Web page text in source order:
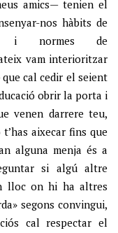
amics— tenien el
nos hàbits de
i normes de
vam interioritzar
cal cedir el seient
obrir la porta i
venen darrere teu,
aixecar fins que
alguna menja és a
si algú altre
lloc on hi ha altres
segons convingui,
cal respectar el